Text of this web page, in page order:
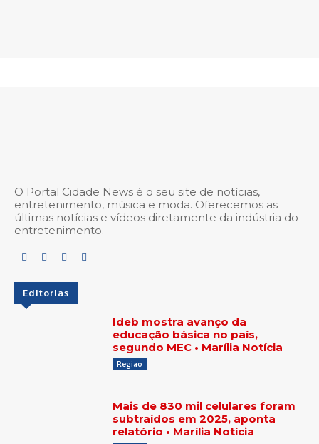
O Portal Cidade News é o seu site de notícias,
entretenimento, música e moda. Oferecemos as
últimas notícias e vídeos diretamente da indústria do
entretenimento.
Editorias
Ideb mostra avanço da
educação básica no país,
segundo MEC • Marília Notícia
Regiao
Mais de 830 mil celulares foram
subtraídos em 2025, aponta
relatório • Marília Notícia